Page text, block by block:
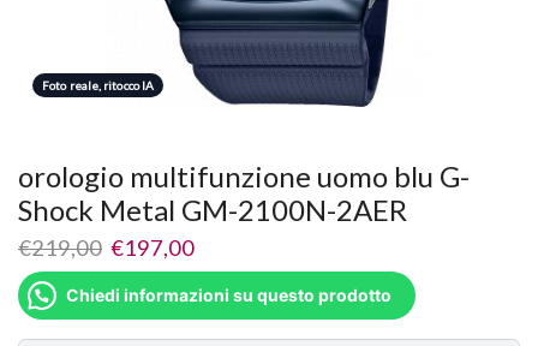
Foto reale, ritocco IA
orologio multifunzione uomo blu G-
Shock Metal GM-2100N-2AER
€219,00 €197,00
Chiedi informazioni su questo prodotto